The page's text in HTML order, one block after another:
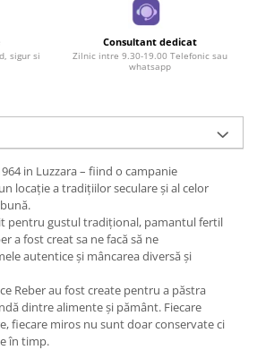
sigur si
Consultant dedicat
Zilnic intre 9.30-19.00 Telefonic sau
whatsapp
in Luzzara – fiind o campanie
locație a tradițiilor seculare și al celor
pentru gustul tradițional, pamantul fertil
a fost creat sa ne facă să ne
autentice și mâncarea diversă și
Reber au fost create pentru a păstra
dintre alimente și pământ. Fiecare
fiecare miros nu sunt doar conservate ci
în timp.